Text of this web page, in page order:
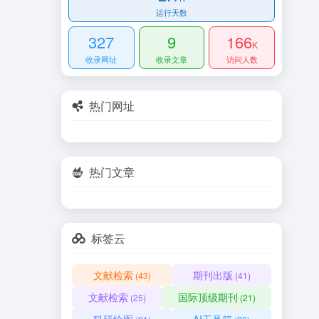
运行天数
327
收录网址
9
收录文章
166K
访问人数
热门网址
热门文章
标签云
文献检索(43) 期刊出版 (41)
文献检索(25) 国际顶级期刊 (21)